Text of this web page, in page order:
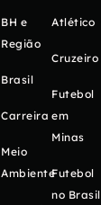
BH e
Região
Brasil
Carreira
Meio
Ambiente
Atlético
Cruzeiro
Futebol
em
Minas
Futebol
no Brasil